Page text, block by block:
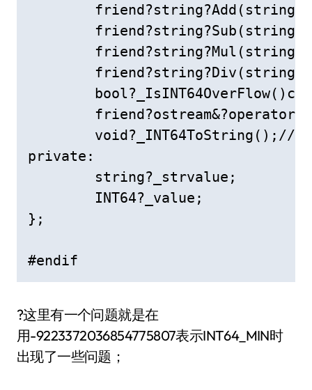
private:
};
#endif
?这里有一个问题就是在
用-9223372036854775807表示INT64_MIN时
出现了一些问题；